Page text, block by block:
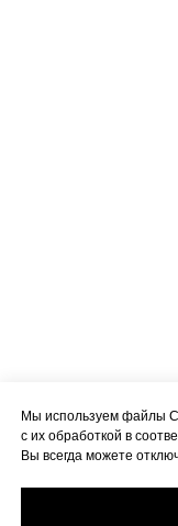
Мы используем файлы
с их обработкой в
Вы всегда можете